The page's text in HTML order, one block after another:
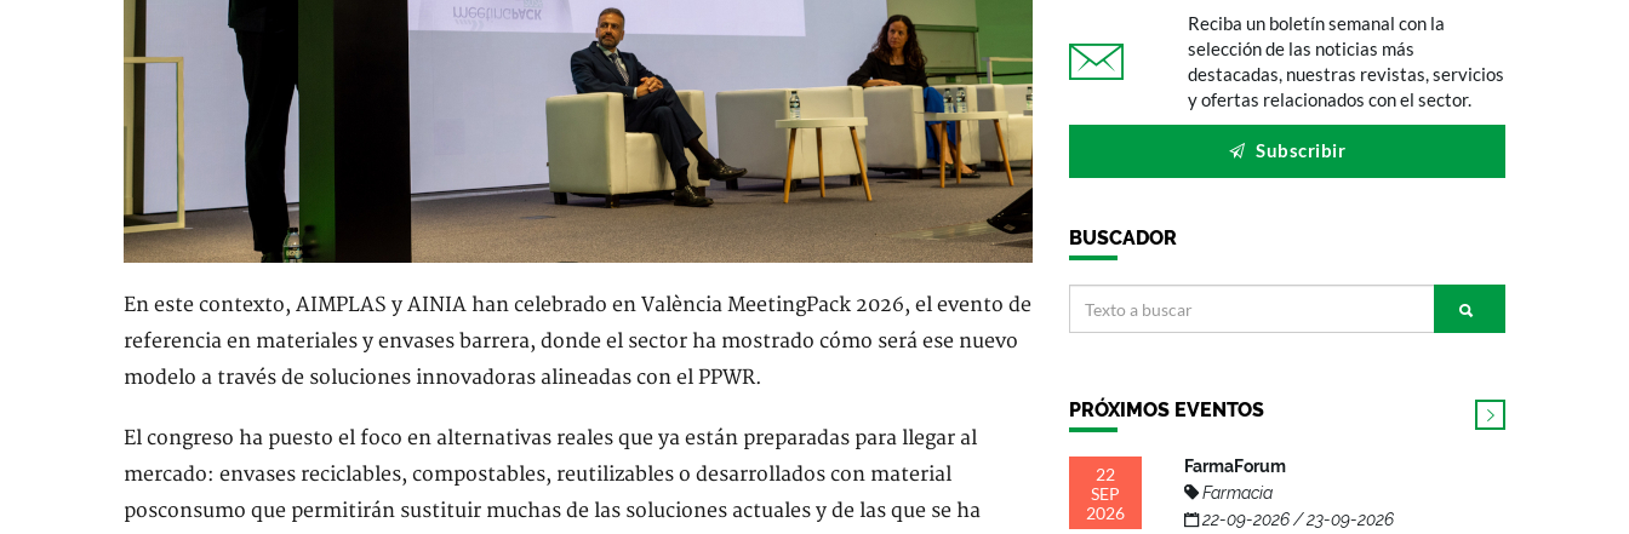
En este contexto, AIMPLAS y AINIA han celebrado en València MeetingPack 2026, el evento de
referencia en materiales y envases barrera, donde el sector ha mostrado cómo será ese nuevo
modelo a través de soluciones innovadoras alineadas con el PPWR.
El congreso ha puesto el foco en alternativas reales que ya están preparadas para llegar al
mercado: envases reciclables, compostables, reutilizables o desarrollados con material
posconsumo que permitirán sustituir muchas de las soluciones actuales y de las que se ha
Reciba un boletín semanal con la
selección de las noticias más
destacadas, nuestras revistas, servicios
y ofertas relacionados con el sector.
Subscribir
BUSCADOR
PRÓXIMOS EVENTOS
22
SEP
2026
FarmaForum
Farmacia
22-09-2026 / 23-09-2026